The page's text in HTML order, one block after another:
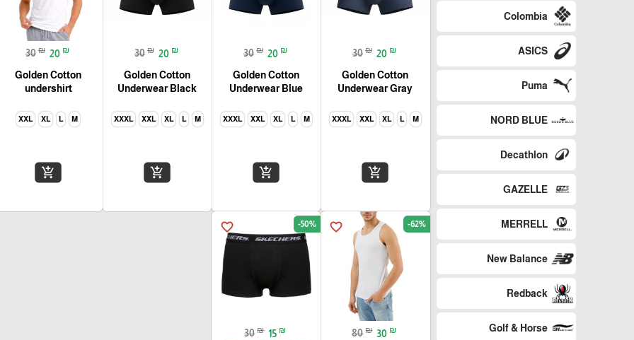
Colombia
ASICS
Puma
NORD BLUE
Decathlon
GAZELLE
MERRELL
New Balance
Redback
Golf & Horse
30 ₪ 20 ₪
Golden Cotton
Underwear Gray
M
L
XL
XXL
XXXL
add_shopping_cart
30 ₪ 20 ₪
Golden Cotton
Underwear Blue
M
L
XL
XXL
XXXL
add_shopping_cart
30 ₪ 20 ₪
Golden Cotton
Underwear Black
M
L
XL
XXL
XXXL
add_shopping_cart
30 ₪ 20 ₪
Golden Cotton
undershirt
M
L
XL
XXL
add_shopping_cart
favorite_border -62%
80 ₪ 30 ₪
favorite_border -50%
30 ₪ 15 ₪